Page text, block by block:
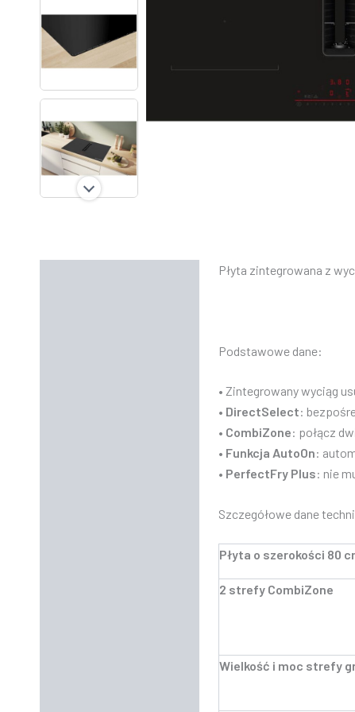
Płyta zintegrowana z
Podstawowe dane:
• Zintegrowany wyciąg
• DirectSelect:
• CombiZone: połącz
• Funkcja AutoOn:
• PerfectFry Plus: nie
Szczegółowe dane
Płyta o szerokości 80
2 strefy CombiZone
Wielkość i moc strefy